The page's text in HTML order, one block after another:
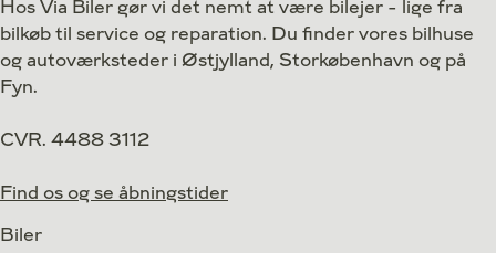
Lokation
Vallensbæk
Kontant
419.900
Lokation
Kontant
Hos Via Biler gør vi det nemt at være bilejer - lige fra
bilkøb til service og reparation. Du finder vores bilhuse
og autoværksteder i Østjylland, Storkøbenhavn og på
Fyn.
CVR. 4488 3112
Find os og se åbningstider
Biler